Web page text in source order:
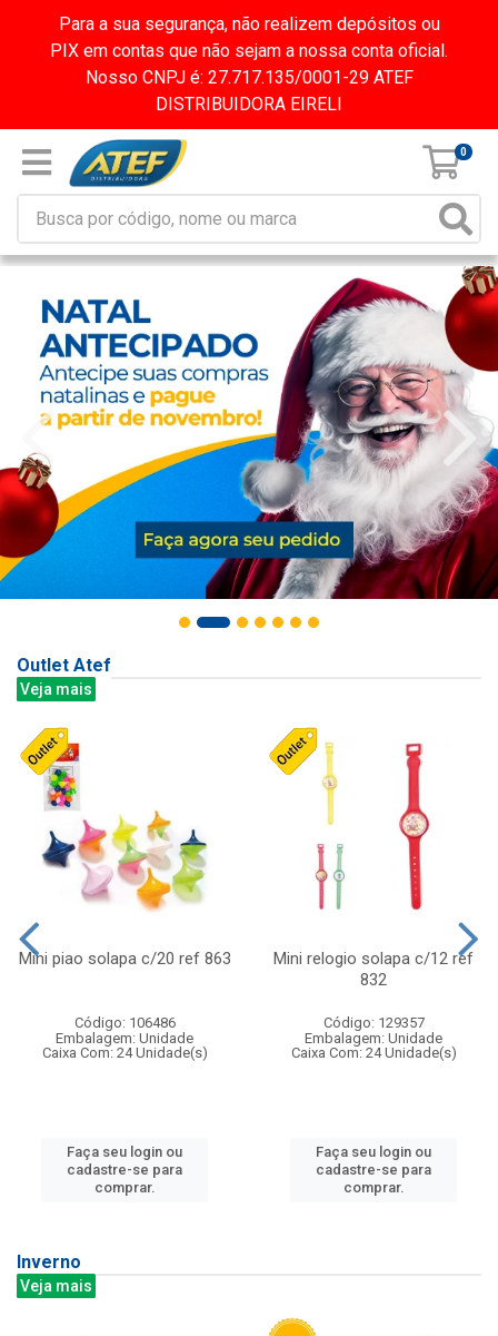
Para a sua segurança, não realizem depósitos ou
PIX em contas que não sejam a nossa conta oficial.
Nosso CNPJ é: 27.717.135/0001-29 ATEF
DISTRIBUIDORA EIRELI
0
Outlet Atef
Veja mais
Mini piao solapa c/20 ref 863
Código: 106486
Embalagem: Unidade
Caixa Com: 24 Unidade(s)
Faça seu login ou
cadastre-se para
comprar.
Mini relogio solapa c/12 ref
832
Código: 129357
Embalagem: Unidade
Caixa Com: 24 Unidade(s)
Faça seu login ou
cadastre-se para
comprar.
Inverno
Veja mais